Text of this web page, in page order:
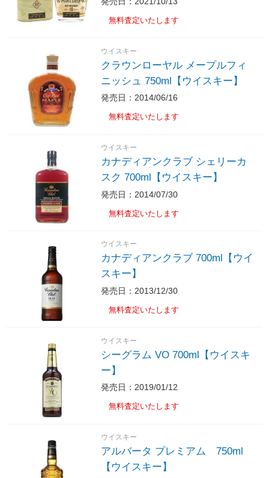
無料査定いたします
ウイスキー
クラウンローヤル メープルフィ
ニッシュ 750ml【ウイスキー】
発売日：2014/06/16
無料査定いたします
ウイスキー
カナディアンクラブ シェリーカ
スク 700ml【ウイスキー】
発売日：2014/07/30
無料査定いたします
ウイスキー
カナディアンクラブ 700ml【ウイ
スキー】
発売日：2013/12/30
無料査定いたします
ウイスキー
シーグラム VO 700ml【ウイスキ
ー】
発売日：2019/01/12
無料査定いたします
ウイスキー
アルバータ プレミアム 750ml
【ウイスキー】